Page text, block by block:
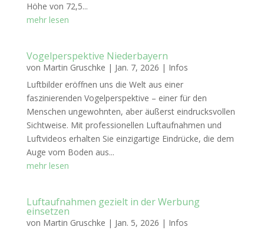
Höhe von 72,5...
mehr lesen
Vogelperspektive Niederbayern
von Martin Gruschke | Jan. 7, 2026 | Infos
Luftbilder eröffnen uns die Welt aus einer
faszinierenden Vogelperspektive – einer für den
Menschen ungewohnten, aber äußerst eindrucksvollen
Sichtweise. Mit professionellen Luftaufnahmen und
Luftvideos erhalten Sie einzigartige Eindrücke, die dem
Auge vom Boden aus...
mehr lesen
Luftaufnahmen gezielt in der Werbung
einsetzen
von Martin Gruschke | Jan. 5, 2026 | Infos